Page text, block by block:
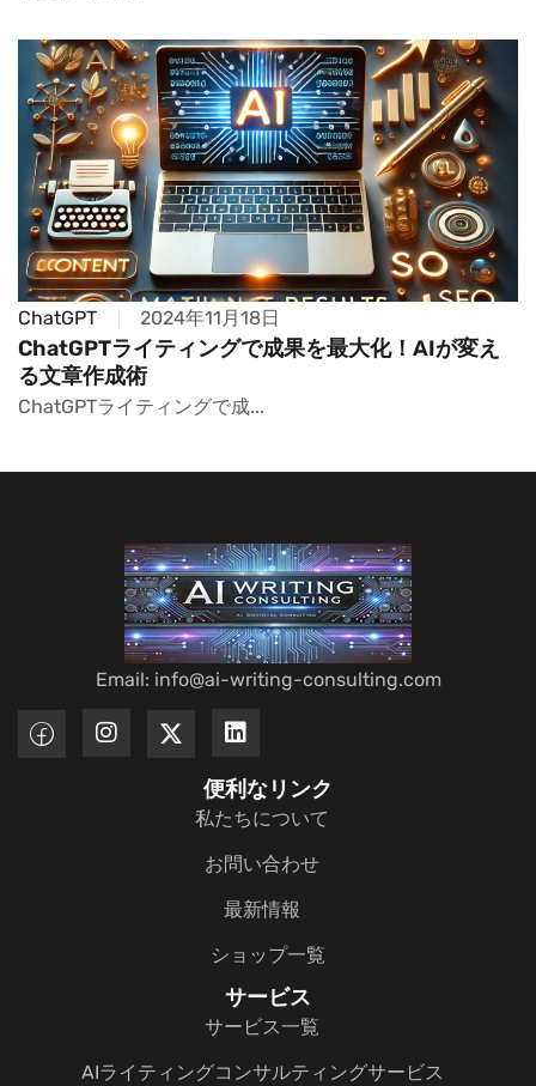
ChatGPT 2024年11月18日
ChatGPTライティングで成果を最大化！AIが変え
る文章作成術
ChatGPTライティングで成...
Email: info@ai-writing-consulting.com
便利なリンク
私たちについて
お問い合わせ
最新情報
ショップ一覧
サービス
サービス一覧
AIライティングコンサルティングサービス